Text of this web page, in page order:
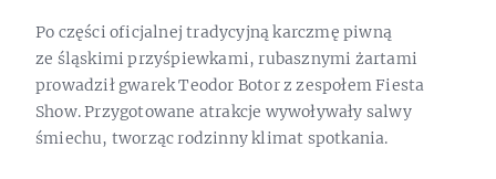
Po części oficjalnej tradycyjną karczmę piwną
ze śląskimi przyśpiewkami, rubasznymi żartami
prowadził gwarek Teodor Botor z zespołem Fiesta
Show. Przygotowane atrakcje wywoływały salwy
śmiechu, tworząc rodzinny klimat spotkania.